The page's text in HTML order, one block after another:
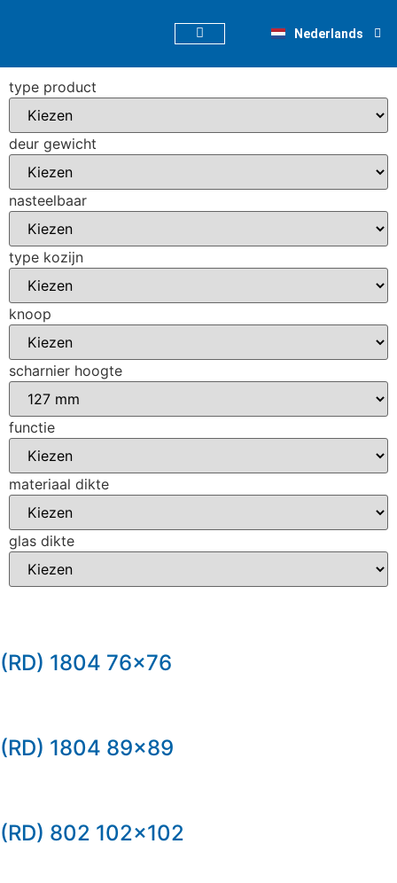
Nederlands
English
type product
deur gewicht
nasteelbaar
type kozijn
knoop
scharnier hoogte
functie
materiaal dikte
glas dikte
(RD) 1804 76×76
(RD) 1804 89×89
(RD) 802 102×102